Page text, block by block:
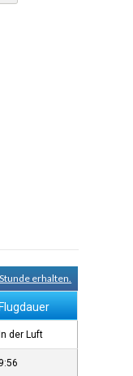
erhalten.
Flugdauer
In der Luft
9:56